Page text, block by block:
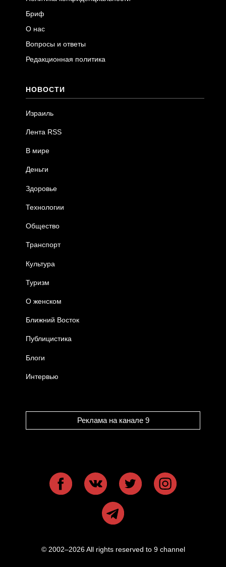
Бриф
О нас
Вопросы и ответы
Редакционная политика
НОВОСТИ
Израиль
Лента RSS
В мире
Деньги
Здоровье
Технологии
Общество
Транспорт
Культура
Туризм
О женском
Ближний Восток
Публицистика
Блоги
Интервью
Реклама на канале 9
© 2002–2026 All rights reserved to 9 channel